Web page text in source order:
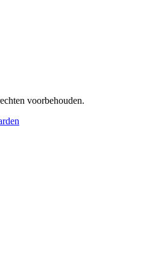
voorbehouden.